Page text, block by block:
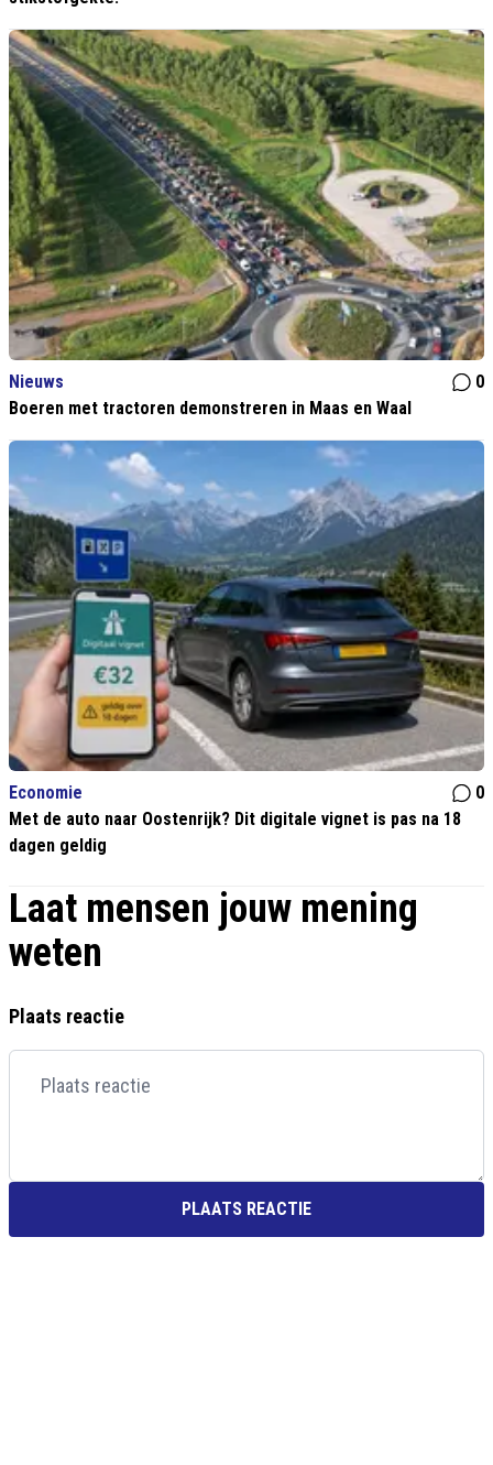
Nieuws
0
Boeren met tractoren demonstreren in Maas en Waal
Economie
0
Met de auto naar Oostenrijk? Dit digitale vignet is pas na 18
dagen geldig
Laat mensen jouw mening
weten
Plaats reactie
PLAATS REACTIE